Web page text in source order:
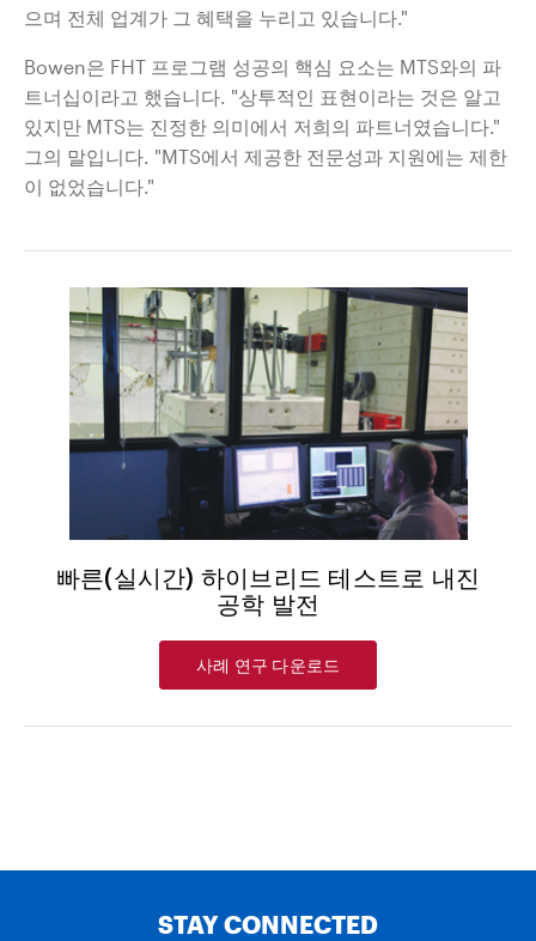
으며 전체 업계가 그 혜택을 누리고 있습니다."
Bowen은 FHT 프로그램 성공의 핵심 요소는 MTS와의 파
트너십이라고 했습니다. "상투적인 표현이라는 것은 알고
있지만 MTS는 진정한 의미에서 저희의 파트너였습니다."
그의 말입니다. "MTS에서 제공한 전문성과 지원에는 제한
이 없었습니다."
빠른(실시간) 하이브리드 테스트로 내진
공학 발전
사례 연구 다운로드
STAY CONNECTED